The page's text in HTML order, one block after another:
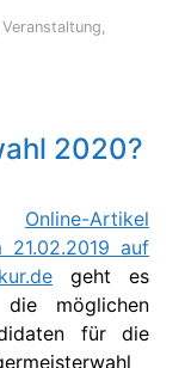
Veranstaltung,
2020?
Online-Artikel
21.02.2019 auf
geht es
möglichen
für die